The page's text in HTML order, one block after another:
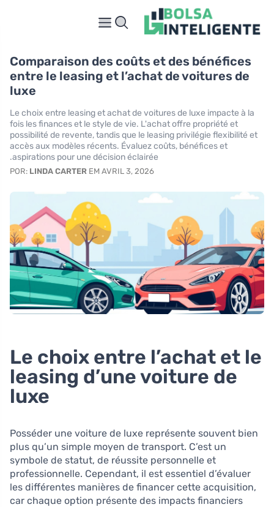
Comparaison des coûts et des bénéfices
entre le leasing et l’achat de voitures de
luxe
Le choix entre leasing et achat de voitures de luxe impacte à la
fois les finances et le style de vie. L'achat offre propriété et
possibilité de revente, tandis que le leasing privilégie flexibilité et
accès aux modèles récents. Évaluez coûts, bénéfices et
aspirations pour une décision éclairée.
POR: LINDA CARTER EM AVRIL 3, 2026
Le choix entre l’achat et le
leasing d’une voiture de
luxe
Posséder une voiture de luxe représente souvent bien
plus qu’un simple moyen de transport. C’est un
symbole de statut, de réussite personnelle et
professionnelle. Cependant, il est essentiel d’évaluer
les différentes manières de financer cette acquisition,
car chaque option présente des impacts financiers